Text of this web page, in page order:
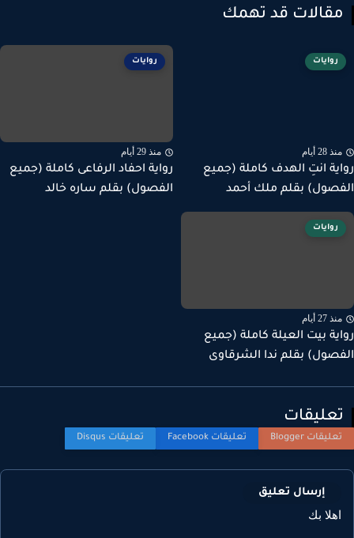
قد تهمك
روايات
28 أيام
انتِ الهدف كاملة (جميع
بقلم ملك أحمد
روايات
منذ 29 أيام
رواية احفاد الرفاعى كاملة (جميع
الفصول) بقلم ساره خالد
روايات
27 أيام
بيت العيلة كاملة (جميع
بقلم ندا الشرقاوى
إرسال تعليق
بك